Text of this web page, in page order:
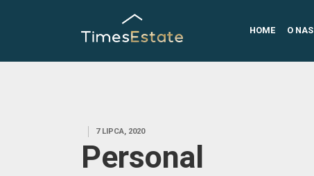
HOME O NAS
7 LIPCA, 2020
Personal